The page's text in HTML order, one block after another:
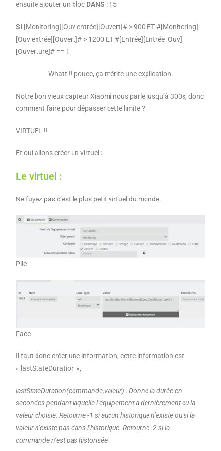
ensuite ajouter un bloc DANS : 15
SI [Monitoring][Ouv entrée][Ouvert]# > 900 ET #[Monitoring]
[Ouv entrée][Ouvert]# > 1200 ET #[Entrée][Entrée_Ouv]
[Ouverture]# == 1
Whatt !! pouce, ça mérite une explication.
Notre bon vieux capteur Xiaomi nous parle jusqu’à 300s, donc
comment faire pour dépasser cette limite ?
VIRTUEL !!
Et oui allons créer un virtuel :
Le virtuel :
Ne fuyez pas c’est le plus petit virtuel du monde.
Pile
Face
Il faut donc créer une information, cette information est
« lastStateDuration »,
lastStateDuration(commande,valeur) : Donne la durée en
secondes pendant laquelle l’équipement a dernièrement eu la
valeur choisie. Retourne -1 si aucun historique n’existe ou si la
valeur n’existe pas dans l’historique. Retourne -2 si la
commande n’est pas historisée